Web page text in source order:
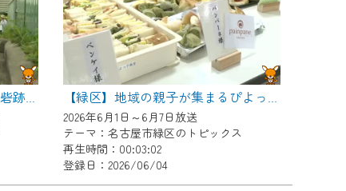
【緑区】鳴海城跡公園・善照寺砦跡ゴミ拾い活動 【緑区】地域の親子が集まるぴよっ子食堂
2026年6月1日～6月7日放送
テーマ：名古屋市緑区のトピックス
再生時間：00:03:02
登録日：2026/06/04